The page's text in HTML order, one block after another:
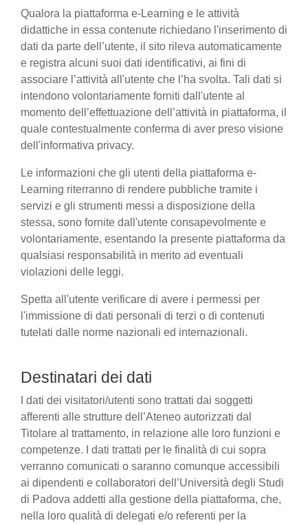
Qualora la piattaforma e-Learning e le attività
didattiche in essa contenute richiedano l'inserimento di
dati da parte dell’utente, il sito rileva automaticamente
e registra alcuni suoi dati identificativi, ai fini di
associare l’attività all'utente che l’ha svolta. Tali dati si
intendono volontariamente forniti dall'utente al
momento dell’effettuazione dell’attività in piattaforma, il
quale contestualmente conferma di aver preso visione
dell'informativa privacy.
Le informazioni che gli utenti della piattaforma e-
Learning riterranno di rendere pubbliche tramite i
servizi e gli strumenti messi a disposizione della
stessa, sono fornite dall'utente consapevolmente e
volontariamente, esentando la presente piattaforma da
qualsiasi responsabilità in merito ad eventuali
violazioni delle leggi.
Spetta all'utente verificare di avere i permessi per
l'immissione di dati personali di terzi o di contenuti
tutelati dalle norme nazionali ed internazionali.
Destinatari dei dati
I dati dei visitatori/utenti sono trattati dai soggetti
afferenti alle strutture dell’Ateneo autorizzati dal
Titolare al trattamento, in relazione alle loro funzioni e
competenze. I dati trattati per le finalità di cui sopra
verranno comunicati o saranno comunque accessibili
ai dipendenti e collaboratori dell’Università degli Studi
di Padova addetti alla gestione della piattaforma, che,
nella loro qualità di delegati e/o referenti per la